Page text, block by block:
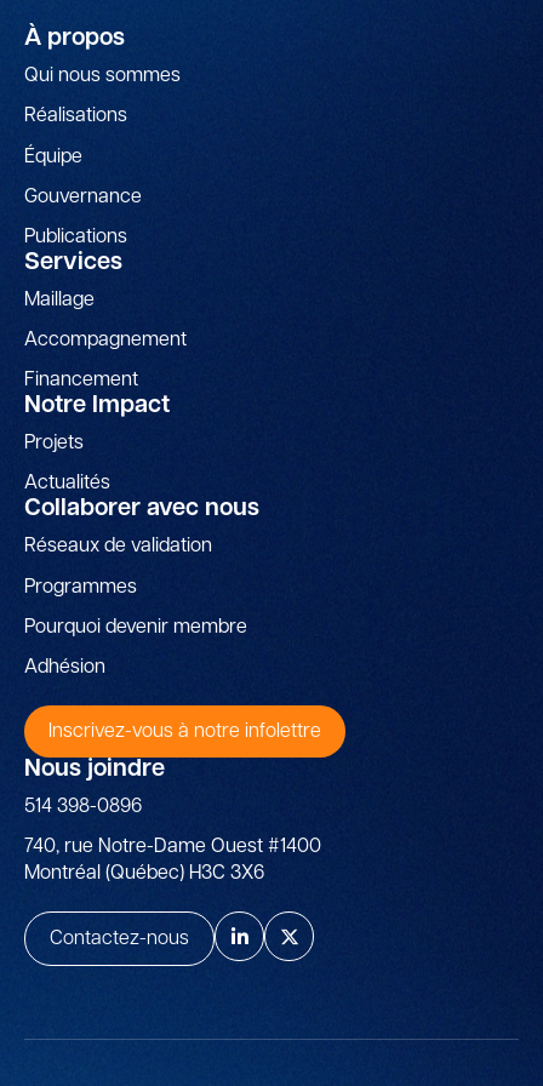
À propos
Qui nous sommes
Réalisations
Équipe
Gouvernance
Publications
Services
Maillage
Accompagnement
Financement
Notre Impact
Projets
Actualités
Collaborer avec nous
Réseaux de validation
Programmes
Pourquoi devenir membre
Adhésion
Inscrivez-vous à notre infolettre
Nous joindre
514 398-0896
740, rue Notre-Dame Ouest #1400
Montréal (Québec) H3C 3X6
Contactez-nous